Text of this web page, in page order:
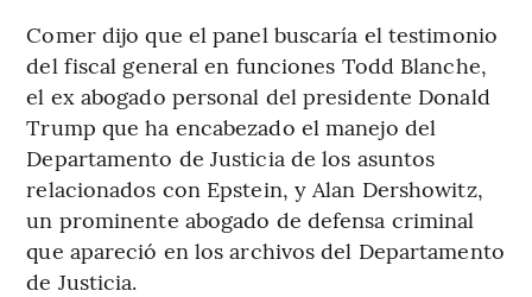
Comer dijo que el panel buscaría el testimonio
del fiscal general en funciones Todd Blanche,
el ex abogado personal del presidente Donald
Trump que ha encabezado el manejo del
Departamento de Justicia de los asuntos
relacionados con Epstein, y Alan Dershowitz,
un prominente abogado de defensa criminal
que apareció en los archivos del Departamento
de Justicia.